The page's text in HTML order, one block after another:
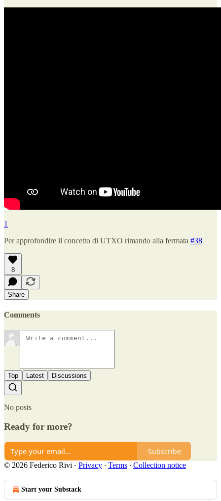
1
Per approfondire il concetto di UTXO rimando alla fermata #38
8
Share
Comments
Top Latest Discussions
No posts
Ready for more?
Subscribe
© 2026 Federico Rivi · Privacy ∙ Terms ∙ Collection notice
Start your Substack